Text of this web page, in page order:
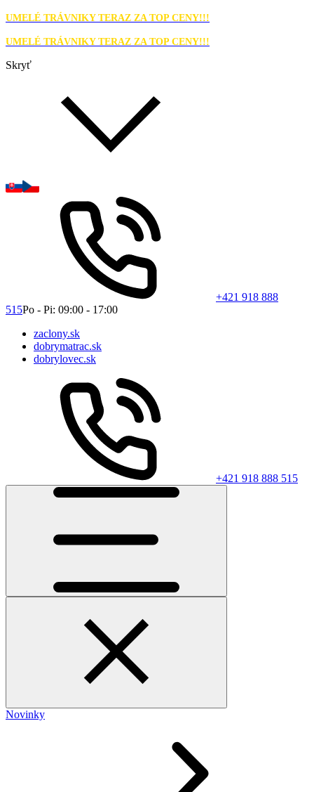
UMELÉ TRÁVNIKY TERAZ ZA TOP CENY!!!
UMELÉ TRÁVNIKY TERAZ ZA TOP CENY!!!
Skryť
+421 918 888
515Po - Pi: 09:00 - 17:00
zaclony.sk
dobrymatrac.sk
dobrylovec.sk
+421 918 888 515
Novinky